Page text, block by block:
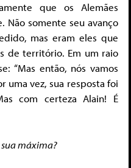
que os Alemães
Não somente seu avanço
mas eram eles que
de território. Em um raio
“Mas então, nós vamos
uma vez, sua resposta foi
com certeza Alain! É
sua máxima?